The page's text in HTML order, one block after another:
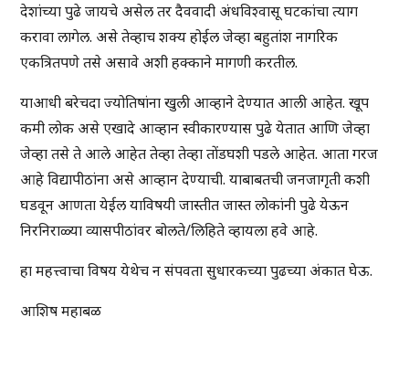
देशांच्या पुढे जायचे असेल तर दैववादी अंधविश्वासू घटकांचा त्याग
करावा लागेल. असे तेव्हाच शक्य होईल जेव्हा बहुतांश नागरिक
एकत्रितपणे तसे असावे अशी हक्काने मागणी करतील.
याआधी बरेचदा ज्योतिषांना खुली आव्हाने देण्यात आली आहेत. खूप
कमी लोक असे एखादे आव्हान स्वीकारण्यास पुढे येतात आणि जेव्हा
जेव्हा तसे ते आले आहेत तेव्हा तेव्हा तोंडघशी पडले आहेत. आता गरज
आहे विद्यापीठांना असे आव्हान देण्याची. याबाबतची जनजागृती कशी
घडवून आणता येईल याविषयी जास्तीत जास्त लोकांनी पुढे येऊन
निरनिराळ्या व्यासपीठांवर बोलते/लिहिते व्हायला हवे आहे.
हा महत्त्वाचा विषय येथेच न संपवता सुधारकच्या पुढच्या अंकात घेऊ.
आशिष महाबळ